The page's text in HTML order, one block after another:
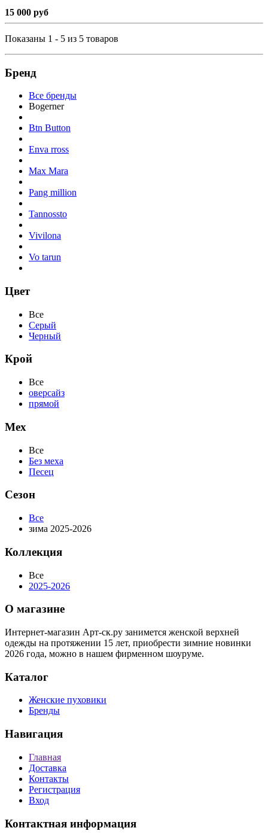
15 000 руб
Показаны 1 - 5 из 5 товаров
Бренд
Все бренды
Bogerner
Btn Button
Enva rross
Max Mara
Pang million
Tannossto
Vivilona
Vo tarun
Цвет
Все
Серый
Черный
Крой
Все
оверсайз
прямой
Мех
Все
Без меха
Песец
Сезон
Все
зима 2025-2026
Коллекция
Все
2025-2026
О магазине
Интернет-магазин Арт-ск.ру занимется женской верхней
одежды на протяжении 15 лет, приобрести зимние новинки
2026 года, можно в нашем фирменном шоуруме.
Каталог
Женские пуховики
Бренды
Навигация
Главная
Доставка
Контакты
Регистрация
Вход
Контактная информация